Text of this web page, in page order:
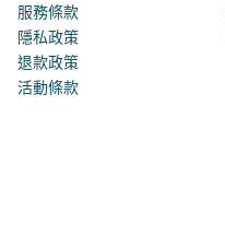
服務條款
隱私政策
退款政策
活動條款